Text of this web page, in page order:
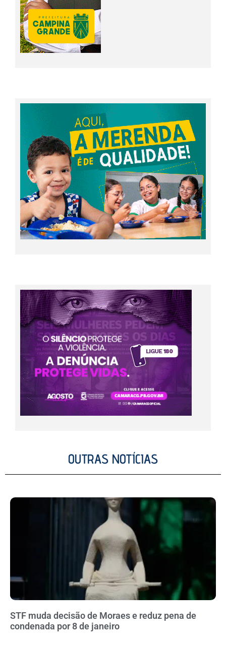
OUTRAS NOTÍCIAS
STF muda decisão de Moraes e reduz pena de
condenada por 8 de janeiro